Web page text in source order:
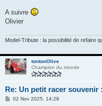
A suivre
Olivier
Model-Tribute : la possibilité de refaire
tontonOlive
Champion du monde
Re: Un petit racer souvenir
M02 Nov 2025, 14:28